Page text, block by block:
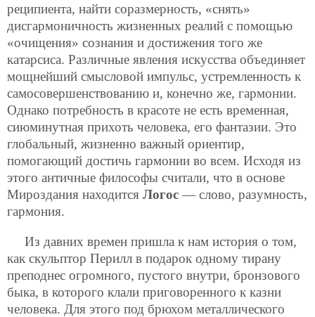
реципиента, найти соразмерность, «снять»
дисгармоничность жизненных реалий с помощью
«очищения» сознания и достижения того же
катарсиса. Различные явления искусства объединяет
мощнейший смысловой импульс, устремленность к
самосовершенствованию и, конечно же, гармонии.
Однако потребность в красоте не есть временная,
сиюминутная прихоть человека, его фантазии. Это
глобальный, жизненно важный ориентир,
помогающий достичь гармонии во всем. Исходя из
этого античные философы считали, что в основе
Мироздания находится Логос — слово, разумность,
гармония.
Из давних времен пришла к нам история о том,
как скульптор Перилл в подарок одному тирану
преподнес огромного, пустого внутри, бронзового
быка, в которого клали приговоренного к казни
человека. Для этого под брюхом металлического